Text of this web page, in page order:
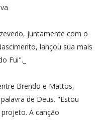
juntamente com o
lançou sua mais
Fui"._
Brendo e Mattos,
de Deus. "Estou
A canção